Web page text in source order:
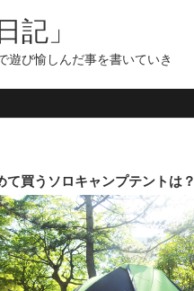
記」
遊び愉しんだ事を書いていき
て買うソロキャンプテントは？